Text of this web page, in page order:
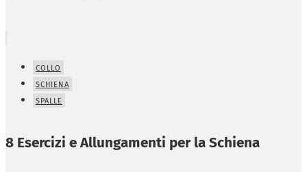
COLLO
SCHIENA
SPALLE
8 Esercizi e Allungamenti per la Schiena